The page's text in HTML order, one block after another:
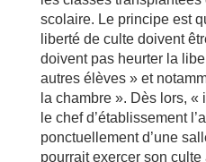
scolaire. Le principe est
liberté de culte doivent
doivent pas heurter la
autres élèves » et
la chambre ». Dès lors,
le chef d’établissement
ponctuellement d’une
pourrait exercer son